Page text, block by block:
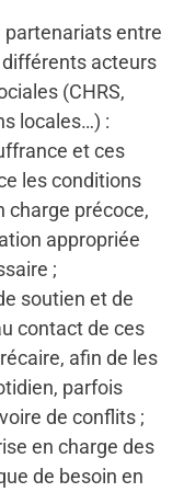
partenariats entre
acteurs
(CHRS,
locales…) :
et ces
les conditions
charge précoce,
appropriée
;
soutien et de
contact de ces
afin de les
parfois
de conflits ;
en charge des
de besoin en